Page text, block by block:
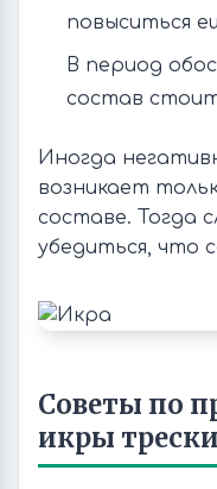
повыситься
В период
состав
Иногда
возникает
составе. Тогда
убедиться, что
Советы по
икры трески